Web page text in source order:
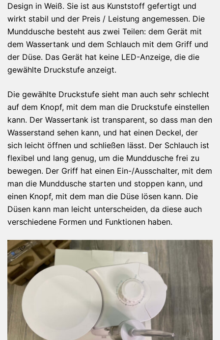
Design in Weiß. Sie ist aus Kunststoff gefertigt und
wirkt stabil und der Preis / Leistung angemessen. Die
Munddusche besteht aus zwei Teilen: dem Gerät mit
dem Wassertank und dem Schlauch mit dem Griff und
der Düse. Das Gerät hat keine LED-Anzeige, die die
gewählte Druckstufe anzeigt.
Die gewählte Druckstufe sieht man auch sehr schlecht
auf dem Knopf, mit dem man die Druckstufe einstellen
kann. Der Wassertank ist transparent, so dass man den
Wasserstand sehen kann, und hat einen Deckel, der
sich leicht öffnen und schließen lässt. Der Schlauch ist
flexibel und lang genug, um die Munddusche frei zu
bewegen. Der Griff hat einen Ein-/Ausschalter, mit dem
man die Munddusche starten und stoppen kann, und
einen Knopf, mit dem man die Düse lösen kann. Die
Düsen kann man leicht unterscheiden, da diese auch
verschiedene Formen und Funktionen haben.